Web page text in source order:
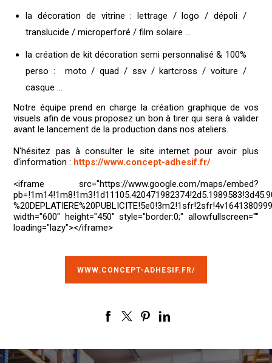
la décoration de vitrine : lettrage / logo / dépoli /
translucide / microperforé / film solaire …
la création de kit décoration semi personnalisé & 100%
perso : moto / quad / ssv / kartcross / voiture /
casque …
Notre équipe prend en charge la création graphique de vos
visuels afin de vous proposez un bon à tirer qui sera à valider
avant le lancement de la production dans nos ateliers.
N'hésitez pas à consulter le site internet pour avoir plus
d'information : https://www.concept-adhesif.fr/
<iframe src="https://www.google.com/maps/embed?
width="600" height="450" style="border:0;" allowfullscreen=""
loading="lazy"></iframe>
WWW.CONCEPT-ADHESIF.FR/